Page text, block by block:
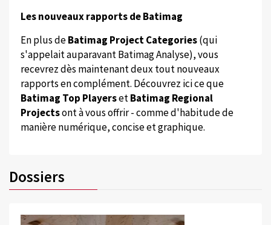
Les nouveaux rapports de Batimag
En plus deBatimag Project Categories(qui
s'appelait auparavant Batimag Analyse), vous
recevrez dès maintenant deux tout nouveaux
rapports en complément. Découvrez ici ce que
Batimag Top PlayersetBatimag Regional
Projectsont à vous offrir - comme d'habitude de
manière numérique, concise et graphique.
Dossiers